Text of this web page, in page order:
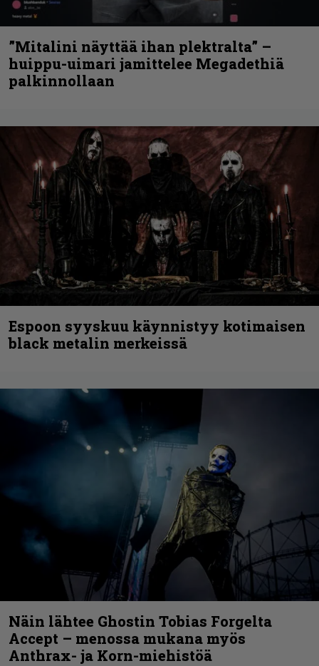
”Mitalini näyttää ihan plektralta” –
huippu-uimari jamittelee Megadethiä
palkinnollaan
Espoon syyskuu käynnistyy kotimaisen
black metalin merkeissä
Näin lähtee Ghostin Tobias Forgelta
Accept – menossa mukana myös
Anthrax- ja Korn-miehistöä